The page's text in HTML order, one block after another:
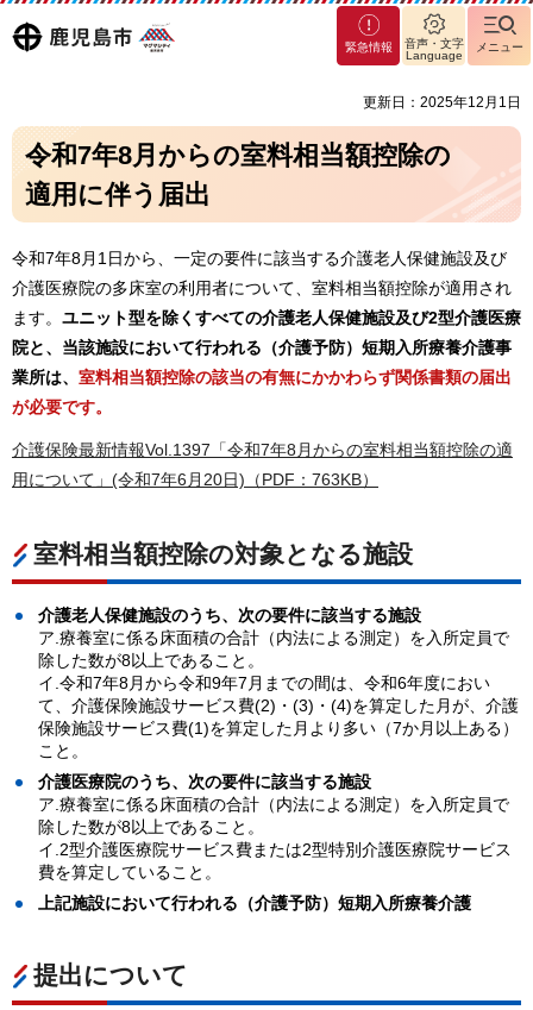
鹿児島
マグ
マシ
緊急情報
音声・文字
Language
メニュー
更新日：2025年12月1日
令和7年8月からの室料相当額控除の
適用に伴う届出
令和7年8月1日から、一定の要件に該当する介護老人保健施設及び
介護医療院の多床室の利用者について、室料相当額控除が適用され
ます。 ユニット型を除くすべての介護老人保健施設及び2型介護医療
院と、当該施設において行われる（介護予防）短期入所療養介護事
業所は、 室料相当額控除の該当の有無にかかわらず関係書類の届出
が必要です。
介護保険最新情報Vol.1397「令和7年8月からの室料相当額控除の適
用について」(令和7年6月20日)（PDF：763KB）
室料相当額控除の対象となる施設
介護老人保健施設のうち、次の要件に該当する施設
ア.療養室に係る床面積の合計（内法による測定）を入所定員で
除した数が8以上であること。
イ.令和7年8月から令和9年7月までの間は、令和6年度におい
て、介護保険施設サービス費(2)・(3)・(4)を算定した月が、介護
保険施設サービス費(1)を算定した月より多い（7か月以上ある）
こと。
介護医療院のうち、次の要件に該当する施設
ア.療養室に係る床面積の合計（内法による測定）を入所定員で
除した数が8以上であること。
イ.2型介護医療院サービス費または2型特別介護医療院サービス
費を算定していること。
上記施設において行われる（介護予防）短期入所療養介護
提出について